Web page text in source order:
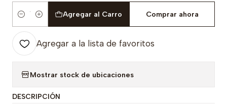
Cantidad
Agregar al Carro Comprar ahora
Agregar a la lista de favoritos
Mostrar stock de ubicaciones
DESCRIPCIÓN